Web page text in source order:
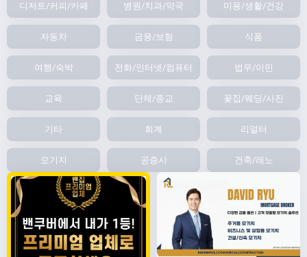
디저트/커피/카페 병원/치과/약국 미용/생활/건강
자동차 금융/보험 식품
여행/숙박 전화/인터넷/컴퓨터 법무/이민
교육 단체/종교 꽃집/웨딩/사진
기타 회계 리얼터
모기지 공증사 건축/레노